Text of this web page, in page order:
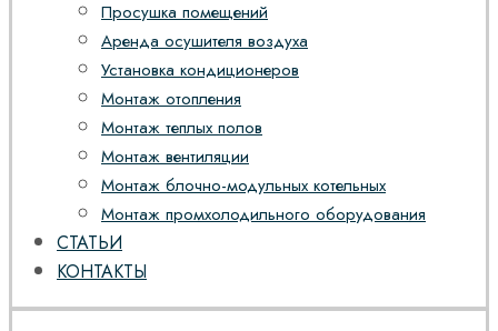
Просушка помещений
Аренда осушителя воздуха
Установка кондиционеров
Монтаж отопления
Монтаж теплых полов
Монтаж вентиляции
Монтаж блочно-модульных котельных
Монтаж промхолодильного оборудования
СТАТЬИ
КОНТАКТЫ